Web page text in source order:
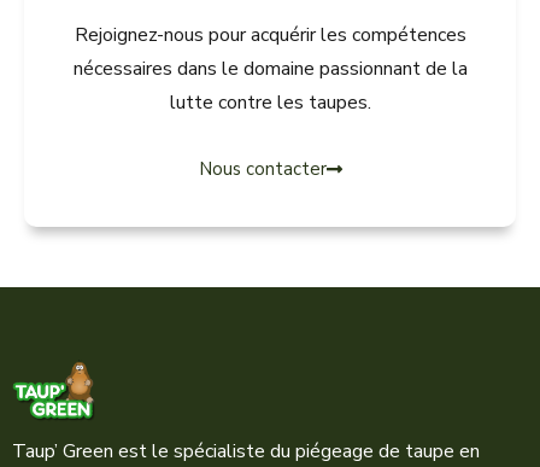
Rejoignez-nous pour acquérir les compétences
nécessaires dans le domaine passionnant de la
lutte contre les taupes.
Nous contacter
Taup’ Green est le spécialiste du piégeage de taupe en